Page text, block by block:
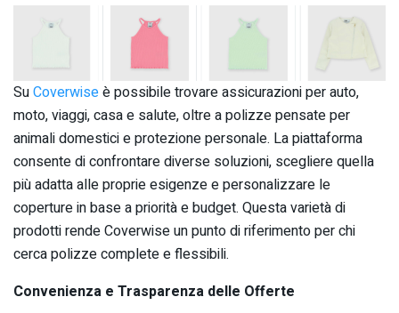
SuCoverwiseè possibile trovare assicurazioni per auto,
moto, viaggi, casa e salute, oltre a polizze pensate per
animali domestici e protezione personale. La piattaforma
consente di confrontare diverse soluzioni, scegliere quella
più adatta alle proprie esigenze e personalizzare le
coperture in base a priorità e budget. Questa varietà di
prodotti rende Coverwise un punto di riferimento per chi
cerca polizze complete e flessibili.
Convenienza e Trasparenza delle Offerte